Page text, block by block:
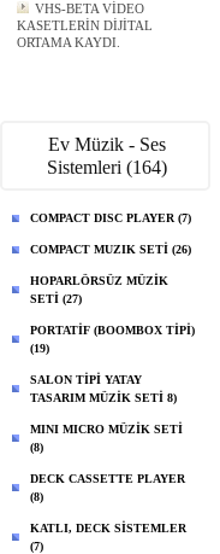
VHS-BETA VİDEO
KASETLERİN DİJİTAL
ORTAMA KAYDI.
Ev Müzik - Ses
Sistemleri (164)
COMPACT DISC PLAYER (7)
COMPACT MUZIK SETİ (26)
HOPARLÖRSÜZ MÜZİK
SETİ (27)
PORTATİF (BOOMBOX TİPİ)
(19)
SALON TİPİ YATAY
TASARIM MÜZİK SETİ 8)
MINI MICRO MÜZİK SETİ
(8)
DECK CASSETTE PLAYER
(8)
KATLI, DECK SİSTEMLER
(7)